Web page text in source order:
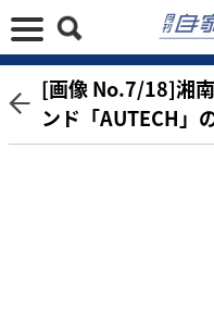
[画像 No.7/18]湘
ンド「AUTECH」